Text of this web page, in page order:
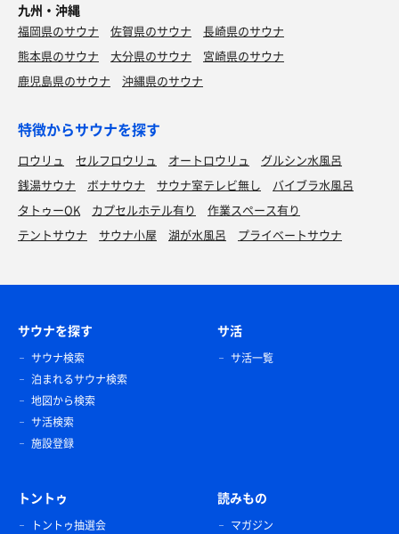
九州・沖縄
福岡県のサウナ 佐賀県のサウナ
長崎県のサウナ
熊本県のサウナ
大分県のサウナ
宮崎県のサウナ
鹿児島県のサウナ
沖縄県のサウナ
特徴からサウナを探す
ロウリュ セルフロウリュ オートロウリュ
グルシン水風呂
銭湯サウナ
ボナサウナ サウナ室テレビ無し
バイブラ水風呂
タトゥーOK
カプセルホテル有り
作業スペース有り
テントサウナ
サウナ小屋 湖が水風呂 プライベートサウナ
サウナを探す
サウナ検索
泊まれるサウナ検索
地図から検索
サ活検索
施設登録
サ活
サ活一覧
トントゥ
トントゥ抽選会
読みもの
マガジン